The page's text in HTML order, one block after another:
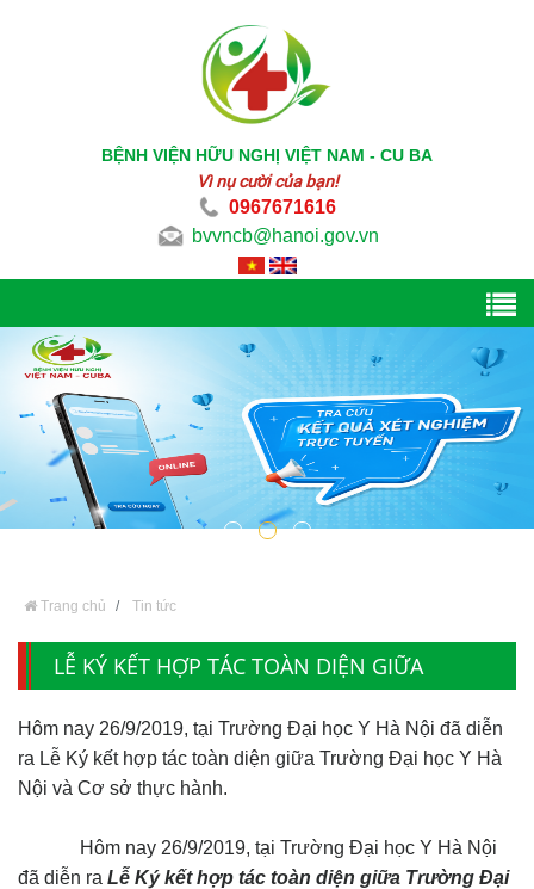
BỆNH VIỆN HỮU NGHỊ VIỆT NAM - CU BA
Vì nụ cười của bạn!
0967671616
bvvncb@hanoi.gov.vn
Trang chủ Tin tức
LỄ KÝ KẾT HỢP TÁC TOÀN DIỆN GIỮA
TRƯỜNG ĐẠI HỌC Y HÀ NỘI VÀ CƠ SỞ THỰC
HÀNH
Hôm nay 26/9/2019, tại Trường Đại học Y Hà Nội đã diễn
ra Lễ Ký kết hợp tác toàn diện giữa Trường Đại học Y Hà
Nội và Cơ sở thực hành.
Hôm nay 26/9/2019, tại Trường Đại học Y Hà Nội
đã diễn ra Lễ Ký kết hợp tác toàn diện giữa Trường Đại